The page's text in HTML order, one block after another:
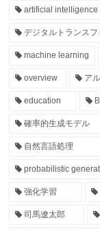
artificial intelligence
デジタルトランス
machine learning
overview ア
education
確率的生成モデル
自然言語処理
probabilistic
強化学習
司馬遼太郎